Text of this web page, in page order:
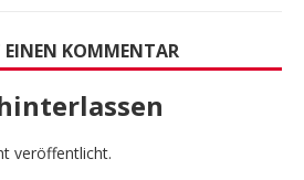
EINEN KOMMENTAR
veröffentlicht.